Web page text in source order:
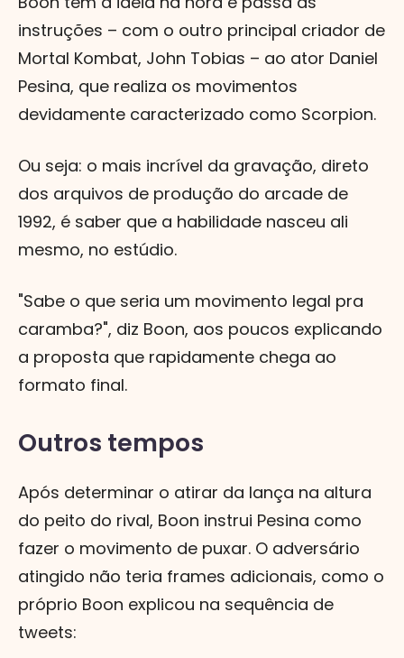
instruções – com o outro principal criador de
Mortal Kombat, John Tobias – ao ator Daniel
Pesina, que realiza os movimentos
devidamente caracterizado como Scorpion.
Ou seja: o mais incrível da gravação, direto
dos arquivos de produção do arcade de
1992, é saber que a habilidade nasceu ali
mesmo, no estúdio.
"Sabe o que seria um movimento legal pra
caramba?", diz Boon, aos poucos explicando
a proposta que rapidamente chega ao
formato final.
Outros tempos
Após determinar o atirar da lança na altura
do peito do rival, Boon instrui Pesina como
fazer o movimento de puxar. O adversário
atingido não teria frames adicionais, como o
próprio Boon explicou na sequência de
tweets: